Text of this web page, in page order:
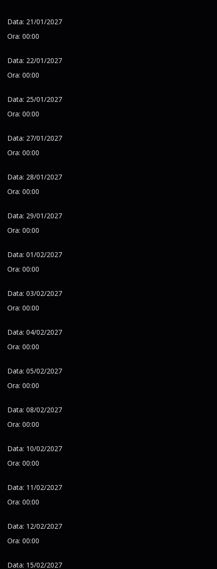
Data: 21/01/2027
Ora: 00:00
Data: 22/01/2027
Ora: 00:00
Data: 25/01/2027
Ora: 00:00
Data: 27/01/2027
Ora: 00:00
Data: 28/01/2027
Ora: 00:00
Data: 29/01/2027
Ora: 00:00
Data: 01/02/2027
Ora: 00:00
Data: 03/02/2027
Ora: 00:00
Data: 04/02/2027
Ora: 00:00
Data: 05/02/2027
Ora: 00:00
Data: 08/02/2027
Ora: 00:00
Data: 10/02/2027
Ora: 00:00
Data: 11/02/2027
Ora: 00:00
Data: 12/02/2027
Ora: 00:00
Data: 15/02/2027